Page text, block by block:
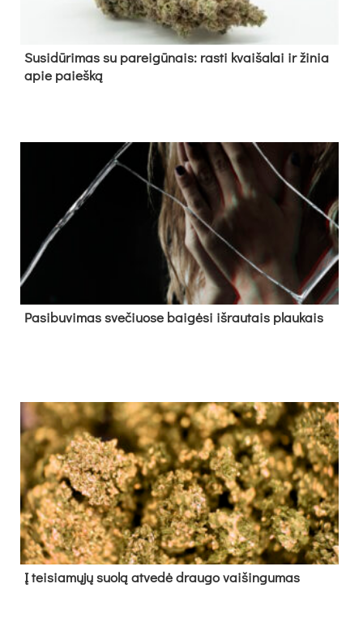
Su­si­dū­ri­mas su pa­rei­gū­nais: ras­ti kvai­ša­lai ir ži­nia
apie paieš­ką
Pa­si­bu­vi­mas sve­čiuo­se bai­gė­si iš­rau­tais plau­kais
Į tei­sia­mų­jų suo­lą at­ve­dė drau­go vai­šin­gu­mas